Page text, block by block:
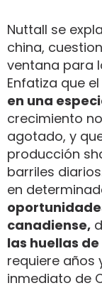
Nuttall se
china,
ventana para
Enfatiza que el
en una
crecimiento
agotado, y
producción
barriles
en
canadiense,
las huellas
requiere años
inmediato de